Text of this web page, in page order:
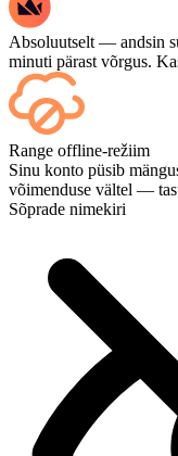
Absoluutselt — andsin
minuti pärast võrgus.
Jah – iga matš ilmub
ja kui soovid mänge ise
Range offline-režiim
Sinu konto püsib
võimenduse vältel —
Sõprade nimekiri